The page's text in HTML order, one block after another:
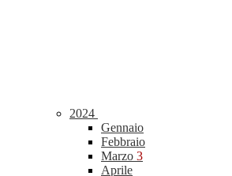
2024
Gennaio
Febbraio
Marzo 3
Aprile